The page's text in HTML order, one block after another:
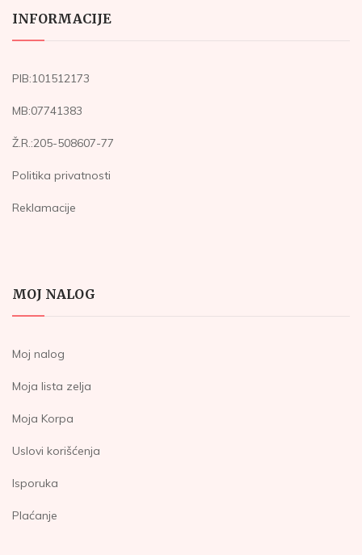
INFORMACIJE
PIB:101512173
MB:07741383
Ž.R.:205-508607-77
Politika privatnosti
Reklamacije
MOJ NALOG
Moj nalog
Moja lista zelja
Moja Korpa
Uslovi korišćenja
Isporuka
Plaćanje